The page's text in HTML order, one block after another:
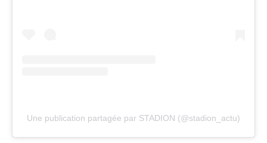
Une publication partagée par STADION (@stadion_actu)